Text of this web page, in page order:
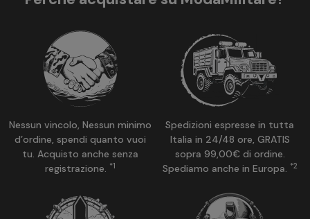
Nessun vincolo, Nessun minimo
d’ordine, spendi quanto vuoi
tu. Acquisto anche senza
registrazione. *1
Spedizioni espresse in tutta
Italia in 24/48 ore, GRATIS
sopra 99,00€ di ordine.
Spediamo anche in Europa. *2